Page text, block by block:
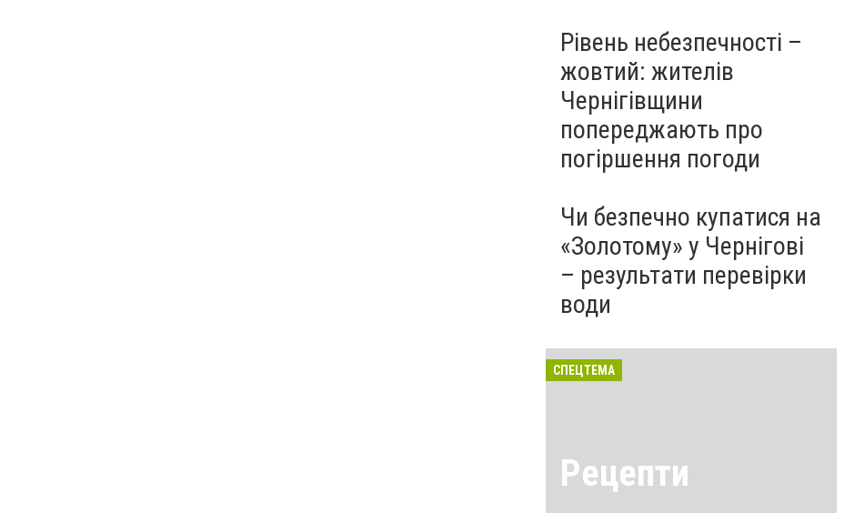
Рівень небезпечності –
жовтий: жителів
Чернігівщини
попереджають про
погіршення погоди
Чи безпечно купатися на
«Золотому» у Чернігові
– результати перевірки
води
СПЕЦТЕМА
Рецепти